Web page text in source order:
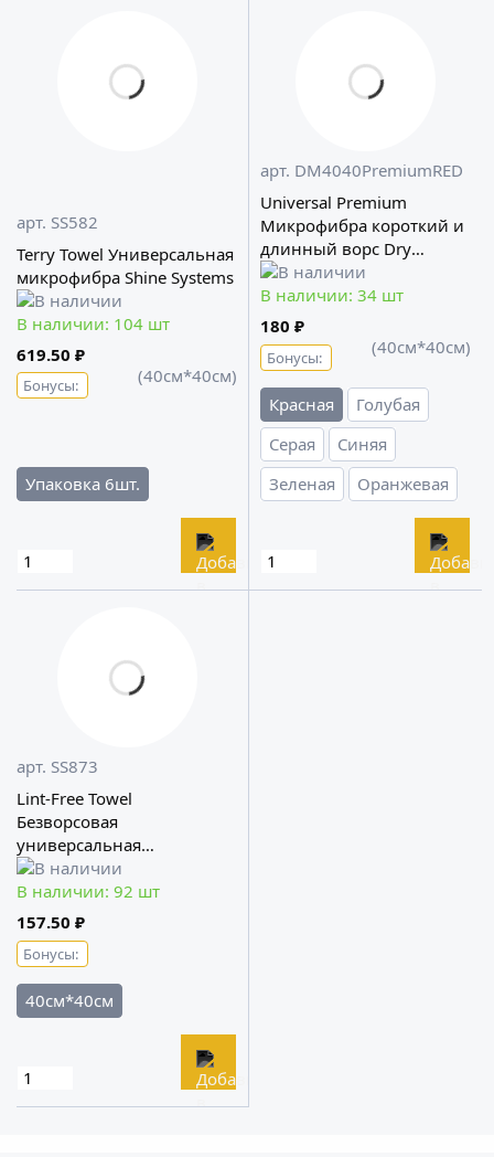
арт. SS582
Terry Towel Универсальная
микрофибра Shine Systems
В наличии: 104 шт
619.50 ₽
Бонусы: (40см*40см)
Упаковка 6шт.
арт. DM4040PremiumRED
Universal Premium
Микрофибра короткий и
длинный ворс Dry
Monster
В наличии: 34 шт
180 ₽
Бонусы: (40см*40см)
Красная
Голубая
Серая
Синяя
Зеленая
Оранжевая
арт. SS873
Lint-Free Towel
Безворсовая
универсальная
микрофибра стрейч Shine
Systems
В наличии: 92 шт
157.50 ₽
Бонусы:
40см*40см